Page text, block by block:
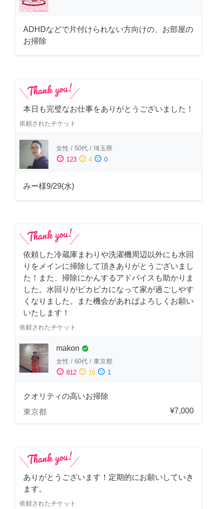
ADHDなどで片付けられない方向けの、お部屋の
お掃除
本日も完璧なお仕事をありがとうございました！
依頼されたチケット
女性 / 50代 / 埼玉県
sentiment_satisfied 123 sentiment_neutral 4 sentiment_dissatisfied 0
みー様9/29(水)
依頼した冷蔵庫まわりや洗濯機周辺以外にも水回
りをメインに掃除して頂きありがとうございまし
た！また、掃除にかんするアドバイスも助かりま
した。水回りがピカピカになって家が過ごしやす
くなりました。また機会があればよろしくお願い
いたします！
依頼されたチケット
makon check_circle
女性 / 60代 / 東京都
sentiment_satisfied 812 sentiment_neutral 16 sentiment_dissatisfied 1
クオリティの高いお掃除
東京都
¥7,000
ありがとうございます！定期的にお願いしていき
ます。
依頼されたチケット